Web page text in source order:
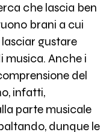
che lascia ben
brani a cui
gustare
musica. Anche i
del
infatti,
parte musicale
dunque le